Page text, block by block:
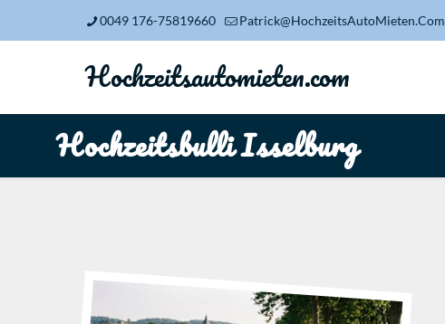
0049 176-75819660 Patrick@HochzeitsAutoMieten.Com
Hochzeitsautomieten.com
Hochzeitsbulli Isselburg